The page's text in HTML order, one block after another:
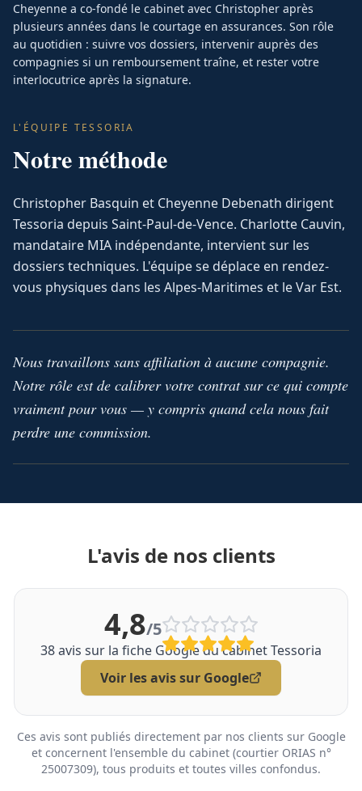
Cheyenne a co-fondé le cabinet avec Christopher après
plusieurs années dans le courtage en assurances. Son rôle
au quotidien : suivre vos dossiers, intervenir auprès des
compagnies si un remboursement traîne, et rester votre
interlocutrice après la signature.
L'ÉQUIPE TESSORIA
Notre méthode
Christopher Basquin et Cheyenne Debenath dirigent
Tessoria depuis Saint-Paul-de-Vence. Charlotte Cauvin,
mandataire MIA indépendante, intervient sur les
dossiers techniques. L'équipe se déplace en rendez-
vous physiques dans les Alpes-Maritimes et le Var Est.
Nous travaillons sans affiliation à aucune compagnie.
Notre rôle est de calibrer votre contrat sur ce qui compte
vraiment pour vous — y compris quand cela nous fait
perdre une commission.
L'avis de nos clients
4,8/5
38avis sur la fiche Google du cabinet Tessoria
Voir les avis sur Google
Ces avis sont publiés directement par nos clients sur Google
et concernent l'ensemble du cabinet (courtier ORIAS n°
25007309), tous produits et toutes villes confondus.